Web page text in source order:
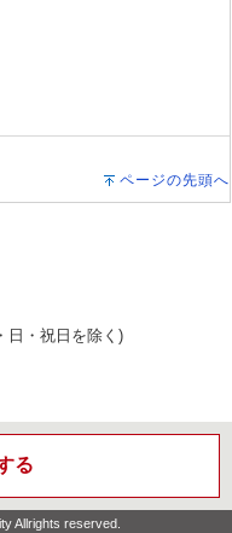
ページの先頭へ
日・祝日を除く)
る
Allrights reserved.